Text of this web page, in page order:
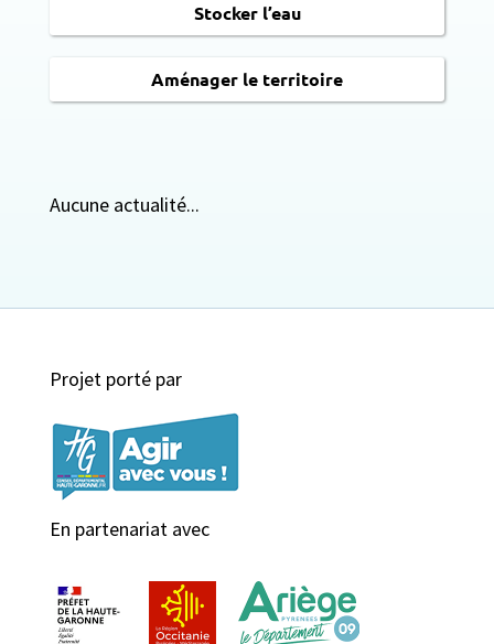
Stocker l’eau
Aménager le territoire
Aucune actualité...
Projet porté par
En partenariat avec